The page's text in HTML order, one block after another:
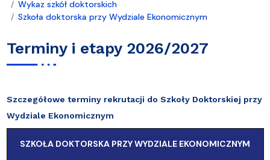
Wykaz szkół doktorskich
Szkoła doktorska przy Wydziale Ekonomicznym
Terminy i etapy 2026/2027
Szczegółowe terminy rekrutacji do Szkoły Doktorskiej przy
Wydziale Ekonomicznym
SZKOŁA DOKTORSKA PRZY WYDZIALE EKONOMICZNYM